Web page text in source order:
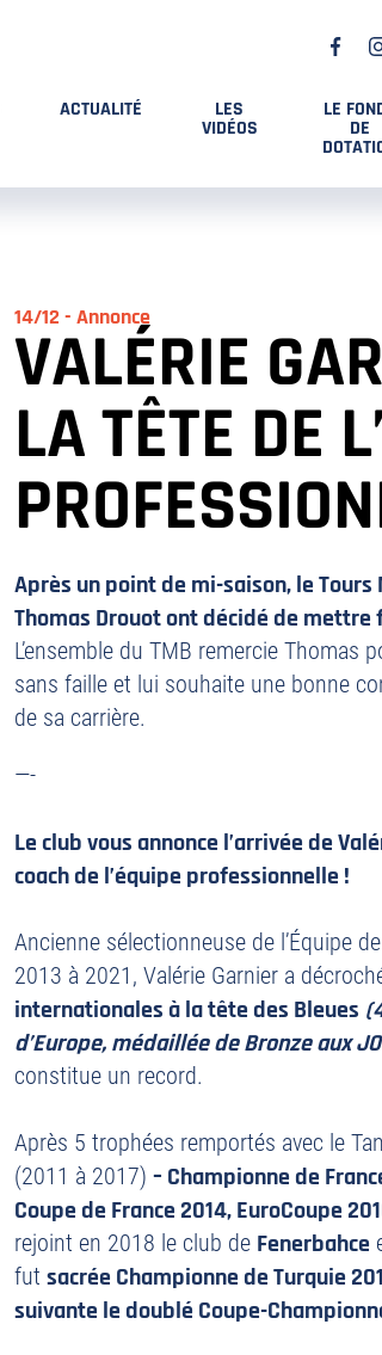
ACTUALITÉ LES
VIDÉOS
LE
DE
14/12 - Annonce
VALÉRIE
LA TÊTE DE
Après un point de mi-saison, le
Thomas Drouot ont décidé de
L’ensemble du TMB remercie Thomas
sans faille et lui souhaite une bonne
de sa carrière.
—-
Le club vous annonce l’arrivée de
coach de l’équipe professionnelle !
Ancienne sélectionneuse de l’Équipe
2013 à 2021, Valérie Garnier a
internationales à la tête des Bleues
d’Europe, médaillée de Bronze aux
constitue un record.
Après 5 trophées remportés avec le
(2011 à 2017) – Championne de
Coupe de France 2014, EuroCoupe
rejoint en 2018 le club de Fenerbahce
fut sacrée Championne de Turquie
suivante le doublé Coupe-